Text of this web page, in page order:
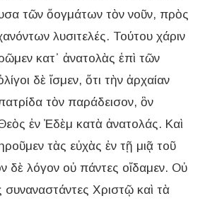
τῶν ὅογμάτων τὸν νοῦν, πρὸς
λυσιτελές. Τούτου χάριν
κατ᾽ ἀνατολὰς ἐπὶ τῶν
δὲ ἴσμεν, ὅτι τὴν ἀρχαίαν
τὸν παράδεισον, ὃν
ἐν Ἐδὲμ κατὰ ἀνατολάς. Καὶ
τὰς εὐχὰς ἐν τῇ μιᾷ τοῦ
δὲ λόγον οὐ πάντες οἴδαμεν. Οὐ
Χριστῷ καὶ τὰ